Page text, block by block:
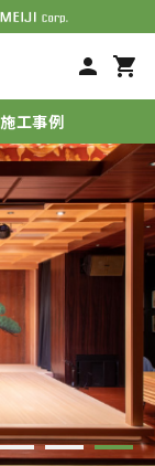
person shopping_cart
施工事例